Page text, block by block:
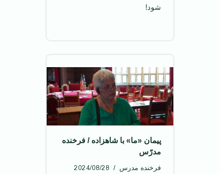
شود!
پیمان «ما» با شاهزاده / فرخنده
مدرّس
فرخنده مدرس 2024/08/28